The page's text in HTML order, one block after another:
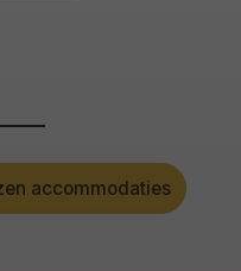
accommodaties